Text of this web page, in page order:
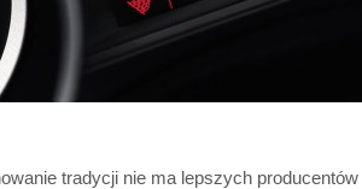
tradycji nie ma lepszych producentów